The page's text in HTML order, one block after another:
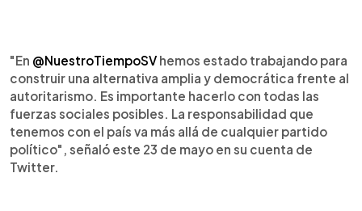
"En @NuestroTiempoSV hemos estado trabajando para
construir una alternativa amplia y democrática frente al
autoritarismo. Es importante hacerlo con todas las
fuerzas sociales posibles. La responsabilidad que
tenemos con el país va más allá de cualquier partido
político", señaló este 23 de mayo en su cuenta de
Twitter.